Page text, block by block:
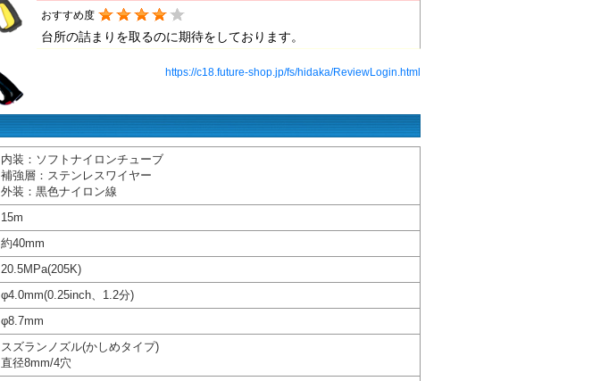
おすすめ度
台所の詰まりを取るのに期待をしております。
https://c18.future-shop.jp/fs/hidaka/ReviewLogin.html
内装：ソフトナイロンチューブ
補強層：ステンレスワイヤー
外装：黒色ナイロン線
15m
約40mm
20.5MPa(205K)
φ4.0mm(0.25inch、1.2分)
φ8.7mm
スズランノズル(かしめタイプ)
直径8mm/4穴